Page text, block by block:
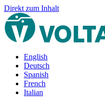
Direkt zum Inhalt
English
Deutsch
Spanish
French
Italian